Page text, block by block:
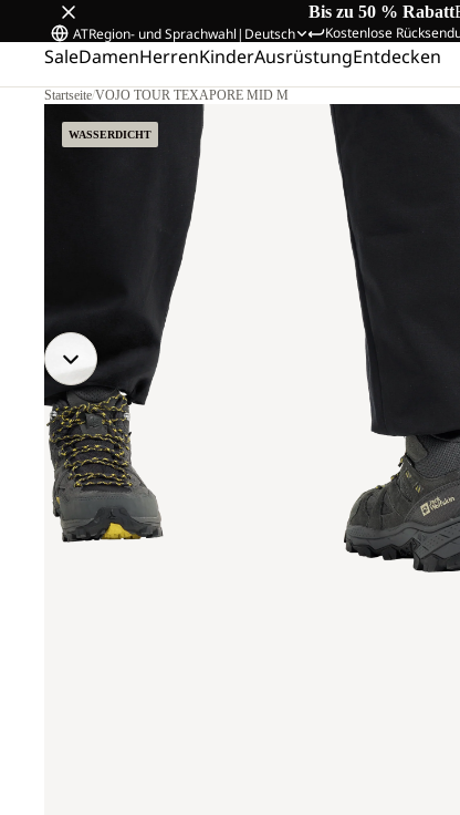
Bis zu 50 % Rabatt
Kostenlose
ATRegion- und Sprachwahl| Deutsch
SaleDamenHerrenKinderAusrüstungEntdecken
Startseite/VOJO TOUR TEXAPORE MID M
WASSERDICHT